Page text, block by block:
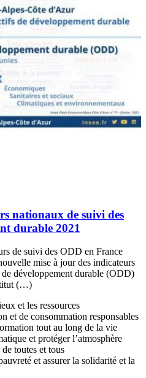
nationaux de suivi des
durable 2021
de suivi des ODD en France
mise à jour des indicateurs
développement durable (ODD)
(…)
et les ressources
et de consommation responsables
tout au long de la vie
et protéger l’atmosphère
toutes et tous
et assurer la solidarité et la